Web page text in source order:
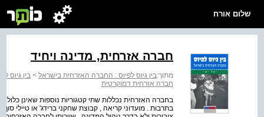
שלום אורח
חברה אזרחית, מדינה ויחיד
מתוך:בין גיוס לפיוס : החברה האזרחית בישראל > בין גיוס
חברה אזרחית דמוקרטית
בחברה האזרחית נכללות שתי קטגוריות נוספות שאינן
בתרבות . מועדוני קריאה , קבוצת שחקני ברידג' או טיילי